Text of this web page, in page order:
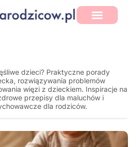
dzieci? Praktyczne porady
rozwiązywania problemów
więzi z dzieckiem. Inspiracje na
przepisy dla maluchów i
dla rodziców.